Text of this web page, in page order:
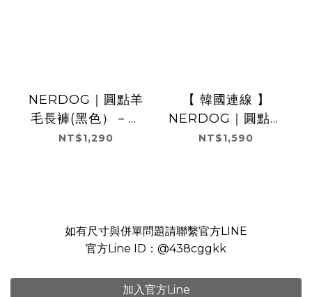
NERDOG｜圓點羊
毛長褲(黑色）－大
人系列
NT$1,290
【 韓國連線 】
NERDOG｜圓點羊
毛夾克－大人外套
NT$1,590
如有尺寸與併單問題請聯繫官方LINE
官方Line ID：@438cggkk
加入官方Line